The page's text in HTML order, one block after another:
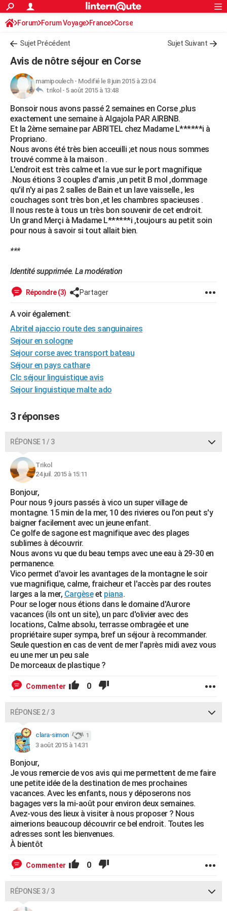
ACTUALITÉS
Politique
Société
Faits Divers
Education
Monde
Villes
+
FINANCE
Retraite
Impôts
Epargne
Immobilier
Risques naturels par ville
Banque
Assurance
Crédit
AUTO
Essais
Réserver un essai
Citadines
Berlines
SUV
Forum auto
+HIGH-TECH
Mobiles
Meilleur smartphone
Internet
Ordinateurs
Jeux vidéo
Guide high-tech
+BRICOLAGE
Forum
Aménagement intérieur
Extérieur
Cuisine
Salle de bains
Jardinage
Rangement
WEEK-END
Guides de France
Escapades
Patrimoine
Expositions
Musées
Week-end nature
LIFESTYLE
Art de vivre
Bien-être
Loisirs
ModeModes de vie
SANTE
Alimentation
Guide de la santé
Maladies
Médicaments
Sommeil
VOYAGE
Carte de Noël
Carte Bonne année
Carte Saint-Valentin
Carte Pâques
Carte d'anniversaire
Dictionnaire
Biographies
Citations
Expressions
Proverbes
PROGRAMME TV
COPAINS D'AVANT
S'inscrire
Se connecter
Lycées
Collèges
Primaires
Universités
Entreprises
Service militaire
Avis de recherche
AVIS DE DÉCÈS
Bricolage
Lifestyle
Culture
Television
Voyage
S'inscrire
Connexion
Forum Forum Voyage France Corse
Sujet Précédent Sujet Suivant
Avis de nôtre séjour en Corse
mamipoulech- Modifié le 8 juin 2015 à 23:04
trikol - 5 août 2015 à 13:48
Bonsoir nous avons passé 2 semaines en Corse ,plus
exactement une semaine à Algajola PAR AIRBNB.
Et la 2ème semaine par ABRITEL chez Madame L******i à
Propriano.
Nous avons été très bien acceuilli ;et nous nous sommes
trouvé comme à la maison .
L'endroit est très calme et la vue sur le port magnifique
.Nous étions 3 couples d'amis ,un petit B mol ,dommage
qu'il n'y ai pas 2 salles de Bain et un lave vaisselle., les
couchages sont très bon ,et les chambres spacieuses .
Il nous reste à tous un très bon souvenir de cet endroit.
Un grand Merçi à Madame L******i ,toujours au petit soin
pour nous à savoir si tout allait bien.
***
Identité supprimée. La modération
Répondre (3) Partager
A voir également:
Abritel ajaccio route des sanguinaires
Sejour en sologne
Sejour corse avec transport bateau
Séjour en pays cathare
Clc séjour linguistique avis
Sejour linguistique malte ado
3 réponses
RÉPONSE 1 / 3
Trikol
24 juil. 2015 à 15:11
Bonjour,
Pour nous 9 jours passés à vico un super village de
montagne. 15 min de la mer, 10 des rivieres ou l'on peut s'y
baigner facilement avec un jeune enfant.
Ce golfe de sagone est magnifique avec des plages
sublimes à découvrir.
Nous avons vu que du beau temps avec une eau à 29-30 en
permanence.
Vico permet d'avoir les avantages de la montagne le soir
vue magnifique, calme, fraicheur et l'accès par des routes
larges a la mer, Cargèseet piana.
Pour se loger nous étions dans le domaine d'Aurore
vacances (ils ont un site), un parc d'olivier avec des
locations, Calme absolu, terrasse ombragée et une
propriétaire super sympa, bref un séjour à recommander.
Seule question en cas de vent de mer l'après midi avez vous
eu une mer un peu sale
De morceaux de plastique ?
Commenter 0
RÉPONSE 2 / 3
clara-simon 1
3 août 2015 à 14:31
Bonjour,
Je vous remercie de vos avis qui me permettent de me faire
une petite idée de la destination de mes prochaines
vacances. Avec les enfants, nous y déposerons nos
bagages vers la mi-août pour environ deux semaines.
Avez-vous des lieux à visiter à nous proposer ? Nous
aimerions beaucoup découvrir ce bel endroit. Toutes les
adresses sont les bienvenues.
À bientôt
Commenter 0
RÉPONSE 3 / 3